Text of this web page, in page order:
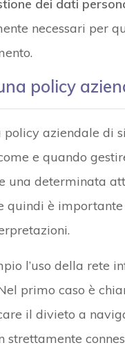
dei dati
necessari per
policy
aziendale di
e quando
una determinata
quindi è
l’uso della rete
primo caso è
il divieto a
strettamente